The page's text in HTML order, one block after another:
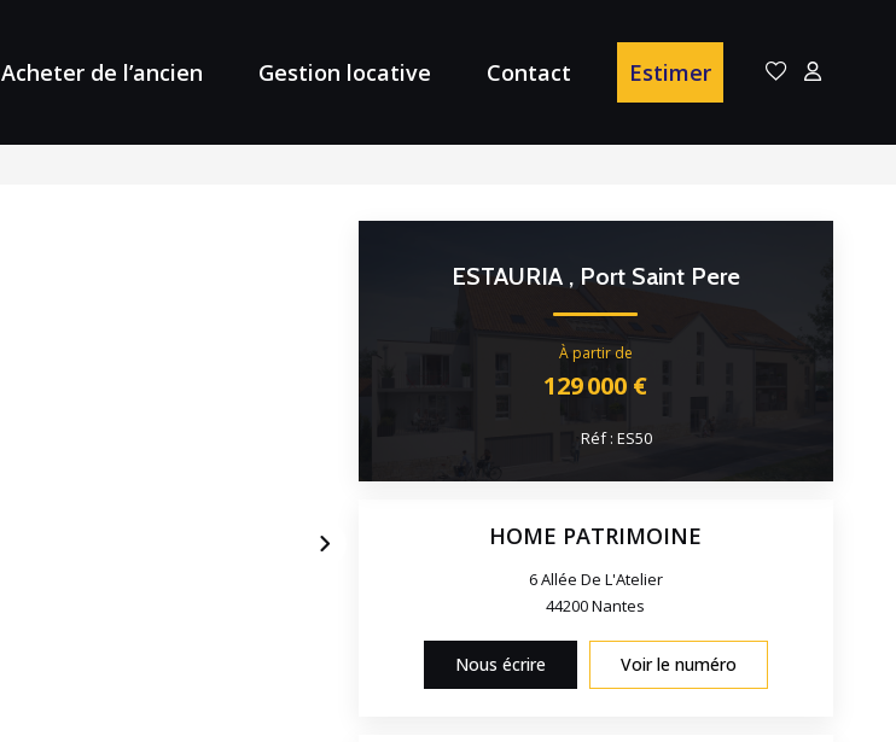
Acheter de l’ancien Gestion locative Contact Estimer
ESTAURIA , Port Saint Pere
129 000 €
Réf :ES50
HOME PATRIMOINE
6 Allée De L'Atelier
44200Nantes
Nous écrire Voir le numéro